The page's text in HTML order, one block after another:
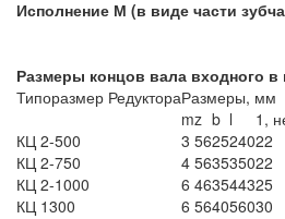
Исполнение М (в виде части
Размеры концов вала входного
Типоразмер РедуктораРазмеры, мм
mz b l 1,
КЦ 2-500
3 562524022
КЦ 2-750
4 563535022
КЦ 2-1000
6 463544325
КЦ 1300
6 564056030